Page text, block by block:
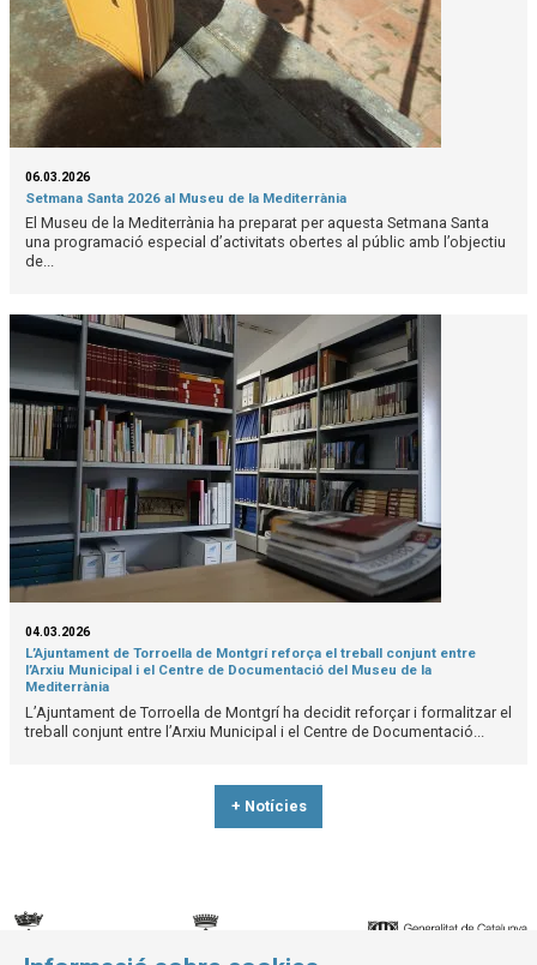
06.03.2026
Setmana Santa 2026 al Museu de la Mediterrània
El Museu de la Mediterrània ha preparat per aquesta Setmana Santa
una programació especial d’activitats obertes al públic amb l’objectiu
de...
04.03.2026
L’Ajuntament de Torroella de Montgrí reforça el treball conjunt entre
l’Arxiu Municipal i el Centre de Documentació del Museu de la
Mediterrània
L’Ajuntament de Torroella de Montgrí ha decidit reforçar i formalitzar el
treball conjunt entre l’Arxiu Municipal i el Centre de Documentació...
+ Notícies